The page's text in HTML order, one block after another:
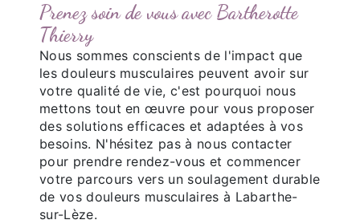
Prenez soin de vous avec Bartherotte
Thierry
Nous sommes conscients de l'impact que
les douleurs musculaires peuvent avoir sur
votre qualité de vie, c'est pourquoi nous
mettons tout en œuvre pour vous proposer
des solutions efficaces et adaptées à vos
besoins. N'hésitez pas à nous contacter
pour prendre rendez-vous et commencer
votre parcours vers un soulagement durable
de vos douleurs musculaires à Labarthe-
sur-Lèze.